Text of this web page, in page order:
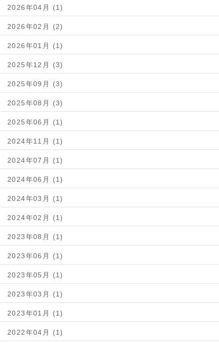
2026年04月 (1)
2026年02月 (2)
2026年01月 (1)
2025年12月 (3)
2025年09月 (3)
2025年08月 (3)
2025年06月 (1)
2024年11月 (1)
2024年07月 (1)
2024年06月 (1)
2024年03月 (1)
2024年02月 (1)
2023年08月 (1)
2023年06月 (1)
2023年05月 (1)
2023年03月 (1)
2023年01月 (1)
2022年04月 (1)